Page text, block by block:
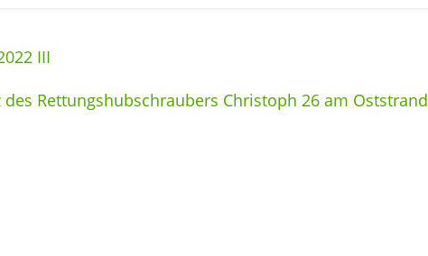
III
des Rettungshubschraubers Christoph 26 am Oststrand